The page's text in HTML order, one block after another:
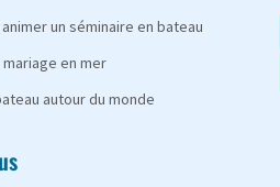
un séminaire en bateau
en mer
autour du monde